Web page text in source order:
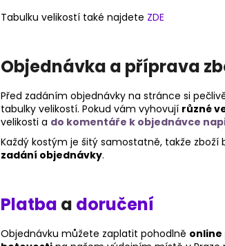
Tabulku velikostí také najdete ZDE
Objednávka a příprava
Před zadáním objednávky na stránce si
tabulky velikostí. Pokud vám vyhovují různé
velikosti a do komentáře k objednávce
Každý kostým je šitý samostatně, takže zboží
zadání objednávky.
Platba a doručení
Objednávku můžete zaplatit pohodlně